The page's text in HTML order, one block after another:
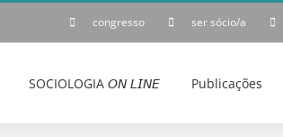
congresso ser sócio/a
SOCIOLOGIA 𝘖𝘕 𝘓𝘐𝘕𝘌 Publicações